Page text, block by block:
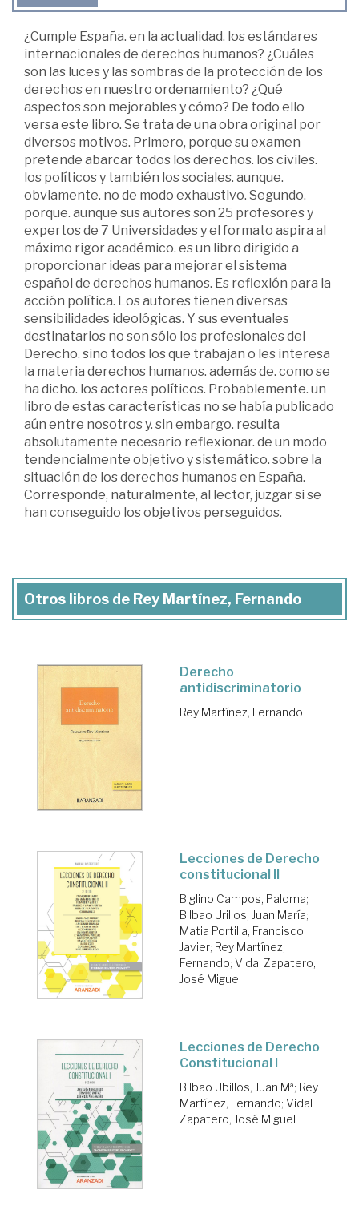
¿Cumple España. en la actualidad. los estándares
internacionales de derechos humanos? ¿Cuáles
son las luces y las sombras de la protección de los
derechos en nuestro ordenamiento? ¿Qué
aspectos son mejorables y cómo? De todo ello
versa este libro. Se trata de una obra original por
diversos motivos. Primero, porque su examen
pretende abarcar todos los derechos. los civiles.
los políticos y también los sociales. aunque.
obviamente. no de modo exhaustivo. Segundo.
porque. aunque sus autores son 25 profesores y
expertos de 7 Universidades y el formato aspira al
máximo rigor académico. es un libro dirigido a
proporcionar ideas para mejorar el sistema
español de derechos humanos. Es reflexión para la
acción política. Los autores tienen diversas
sensibilidades ideológicas. Y sus eventuales
destinatarios no son sólo los profesionales del
Derecho. sino todos los que trabajan o les interesa
la materia derechos humanos. además de. como se
ha dicho. los actores políticos. Probablemente. un
libro de estas características no se había publicado
aún entre nosotros y. sin embargo. resulta
absolutamente necesario reflexionar. de un modo
tendencialmente objetivo y sistemático. sobre la
situación de los derechos humanos en España.
Corresponde, naturalmente, al lector, juzgar si se
han conseguido los objetivos perseguidos.
Otros libros de Rey Martínez, Fernando
Derecho
antidiscriminatorio
Rey Martínez, Fernando
Lecciones de Derecho
constitucional II
Biglino Campos, Paloma;
Bilbao Urillos, Juan María;
Matia Portilla, Francisco
Javier; Rey Martínez,
Fernando; Vidal Zapatero,
José Miguel
Lecciones de Derecho
Constitucional I
Bilbao Ubillos, Juan Mª; Rey
Martínez, Fernando; Vidal
Zapatero, José Miguel